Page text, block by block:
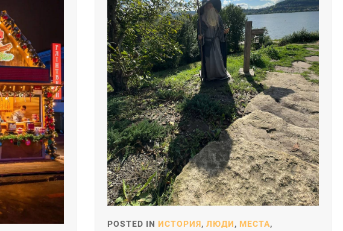
POSTED IN ИСТОРИЯ, ЛЮДИ, МЕСТА,